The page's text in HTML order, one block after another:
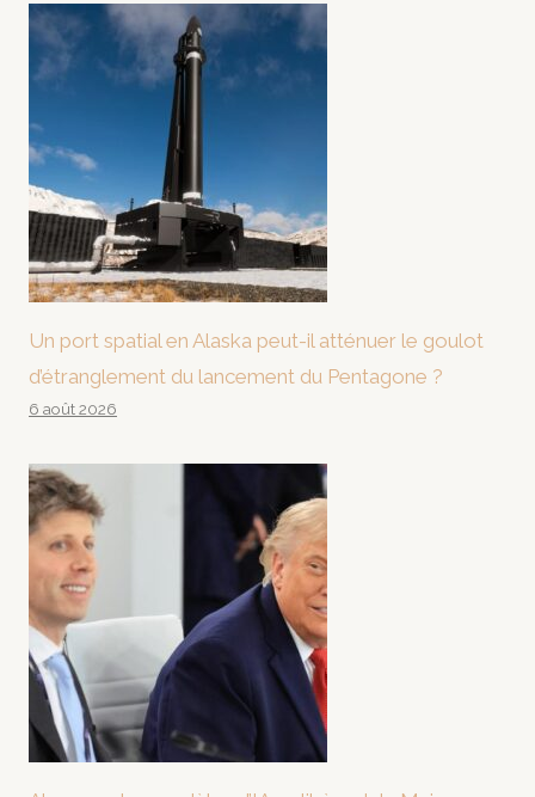
Un port spatial en Alaska peut-il atténuer le goulot
d’étranglement du lancement du Pentagone ?
6 août 2026